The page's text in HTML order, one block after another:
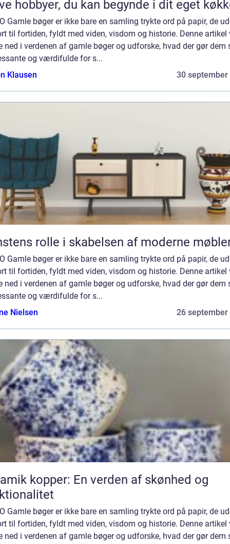
hobbyer, du kan begynde i dit eget
Gamle bøger er ikke bare en samling trykte ord på papir, de
til fortiden, fyldt med viden, visdom og historie. Denne artikel
ned i verdenen af gamle bøger og udforske, hvad der gør dem
og værdifulde for s...
Klausen
30 september
rolle i skabelsen af moderne
Gamle bøger er ikke bare en samling trykte ord på papir, de
til fortiden, fyldt med viden, visdom og historie. Denne artikel
ned i verdenen af gamle bøger og udforske, hvad der gør dem
og værdifulde for s...
Nielsen
26 september
kopper: En verden af skønhed og
Gamle bøger er ikke bare en samling trykte ord på papir, de
til fortiden, fyldt med viden, visdom og historie. Denne artikel
ned i verdenen af gamle bøger og udforske, hvad der gør dem